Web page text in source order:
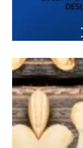
Included for
Etiam est
Ut mollis
Nullam eu
Donec quis
Orci varius